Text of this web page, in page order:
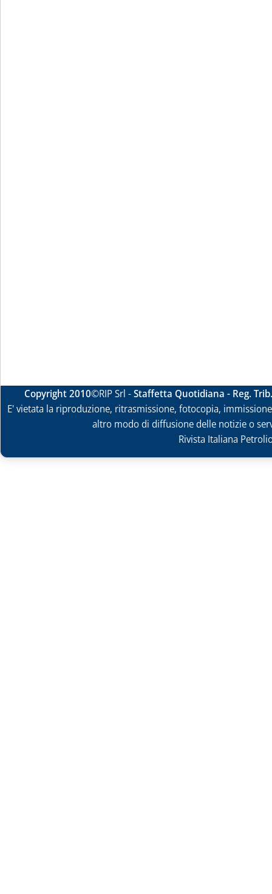
Copyright 2010©RIP Srl -Staffetta Quotidiana - Reg.
E' vietata la riproduzione, ritrasmissione, fotocopia,
altro modo di diffusione delle notizie o
Rivista Italiana